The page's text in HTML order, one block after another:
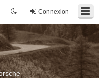
Connexion